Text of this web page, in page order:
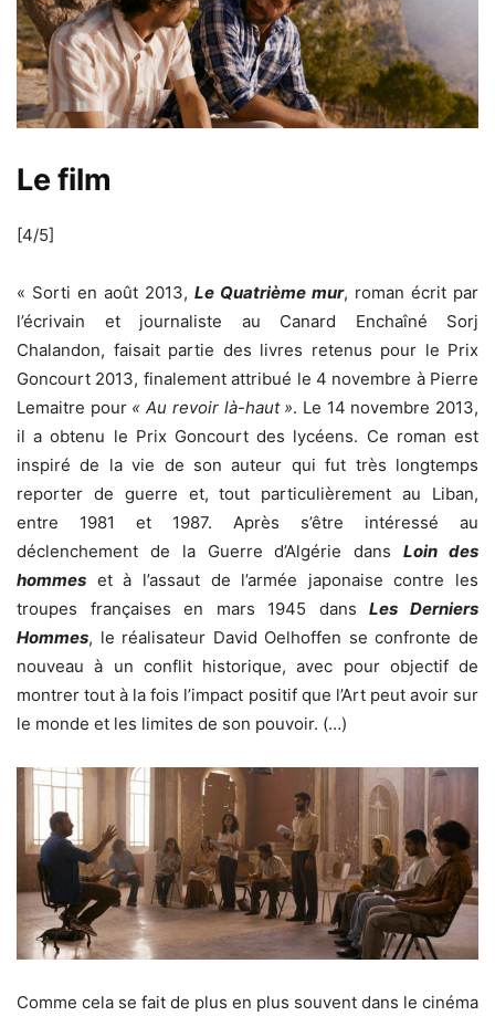
Le film
[4/5]
« Sorti en août 2013, Le Quatrième mur, roman écrit par
l’écrivain et journaliste au Canard Enchaîné Sorj
Chalandon, faisait partie des livres retenus pour le Prix
Goncourt 2013, finalement attribué le 4 novembre à Pierre
Lemaitre pour « Au revoir là-haut ». Le 14 novembre 2013,
il a obtenu le Prix Goncourt des lycéens. Ce roman est
inspiré de la vie de son auteur qui fut très longtemps
reporter de guerre et, tout particulièrement au Liban,
entre 1981 et 1987. Après s’être intéressé au
déclenchement de la Guerre d’Algérie dansLoin des
hommes et à l’assaut de l’armée japonaise contre les
troupes françaises en mars 1945 dansLes Derniers
Hommes, le réalisateur David Oelhoffen se confronte de
nouveau à un conflit historique, avec pour objectif de
montrer tout à la fois l’impact positif que l’Art peut avoir sur
le monde et les limites de son pouvoir. (…)
Comme cela se fait de plus en plus souvent dans le cinéma